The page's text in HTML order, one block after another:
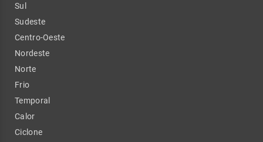
Sul
Sudeste
Centro-Oeste
Nordeste
Norte
Frio
Temporal
Calor
Ciclone